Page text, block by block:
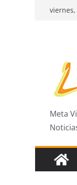
Saltarviernes,
Meta